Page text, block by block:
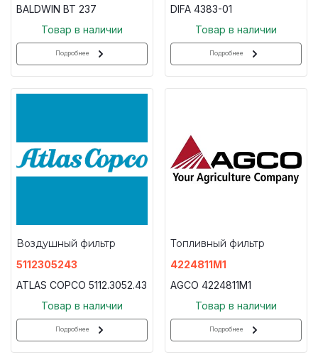
BALDWIN BT 237
Товар в наличии
Подробнее
DIFA 4383-01
Товар в наличии
Подробнее
Воздушный фильтр
5112305243
ATLAS COPCO 5112.3052.43
Товар в наличии
Подробнее
Топливный фильтр
4224811M1
AGCO 4224811M1
Товар в наличии
Подробнее